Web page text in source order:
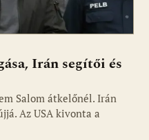
Irán segítői és
Salom átkelőnél. Irán
Az USA kivonta a